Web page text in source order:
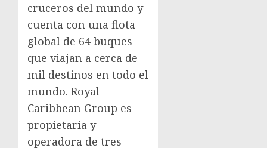
cruceros del mundo y
cuenta con una flota
global de 64 buques
que viajan a cerca de
mil destinos en todo el
mundo. Royal
Caribbean Group es
propietaria y
operadora de tres